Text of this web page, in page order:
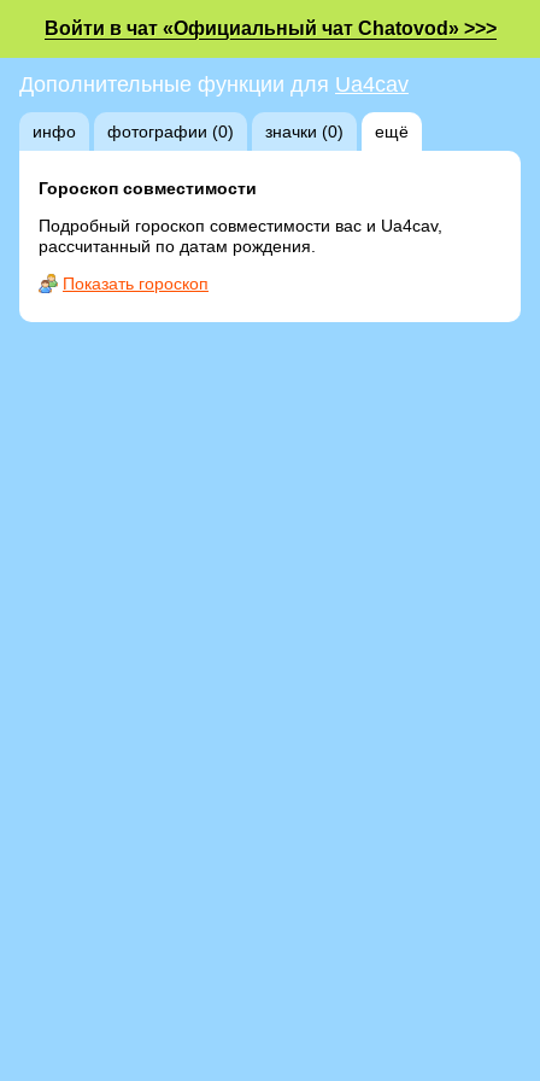
Войти в чат «Официальный чат Chatovod» >>>
Дополнительные функции для Ua4cav
инфо фотографии (0) значки (0) ещё
Гороскоп совместимости
Подробный гороскоп совместимости вас и Ua4cav,
рассчитанный по датам рождения.
Показать гороскоп